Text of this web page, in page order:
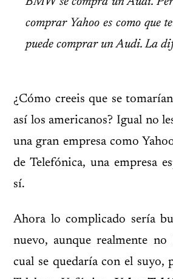
comprar Yahoo es como que
puede comprar un Audi. La
¿Cómo creeis que se
así los americanos? Igual no
una gran empresa como
de Telefónica, una empresa
sí.
Ahora lo complicado sería
nuevo, aunque realmente no
cual se quedaría con el suyo,